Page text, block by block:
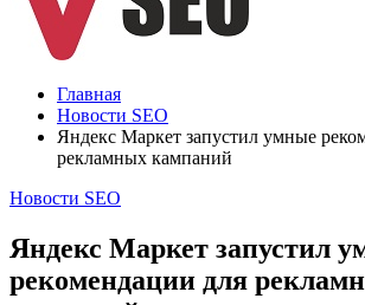
Главная
Новости SEO
Яндекс Маркет запустил умные
рекламных кампаний
Новости SEO
Яндекс Маркет запустил
рекомендации для